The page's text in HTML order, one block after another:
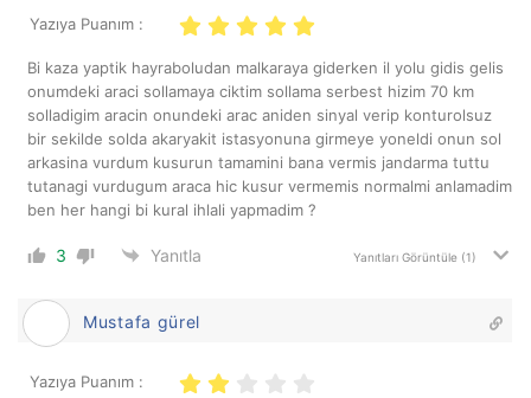
Yazıya Puanım :
Bi kaza yaptik hayraboludan malkaraya giderken il yolu gidis gelis
onumdeki araci sollamaya ciktim sollama serbest hizim 70 km
solladigim aracin onundeki arac aniden sinyal verip konturolsuz
bir sekilde solda akaryakit istasyonuna girmeye yoneldi onun sol
arkasina vurdum kusurun tamamini bana vermis jandarma tuttu
tutanagi vurdugum araca hic kusur vermemis normalmi anlamadim
ben her hangi bi kural ihlali yapmadim ?
3 Yanıtla Yanıtları Görüntüle (1)
Mustafa gürel
Yazıya Puanım :